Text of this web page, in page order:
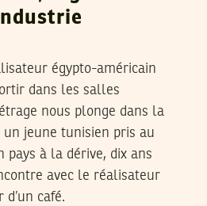
égypto-américain
dans les salles
nous plonge dans la
un jeune tunisien pris au
pays à la dérive, dix ans
avec le réalisateur
café.